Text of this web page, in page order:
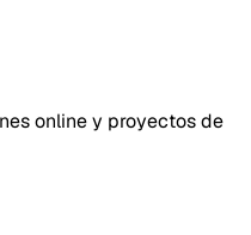
online y proyectos de